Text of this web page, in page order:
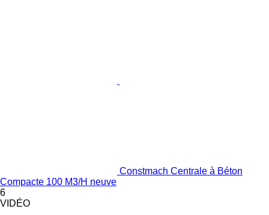
Constmach Centrale à Béton
Compacte 100 M3/H neuve
6
VIDÉO